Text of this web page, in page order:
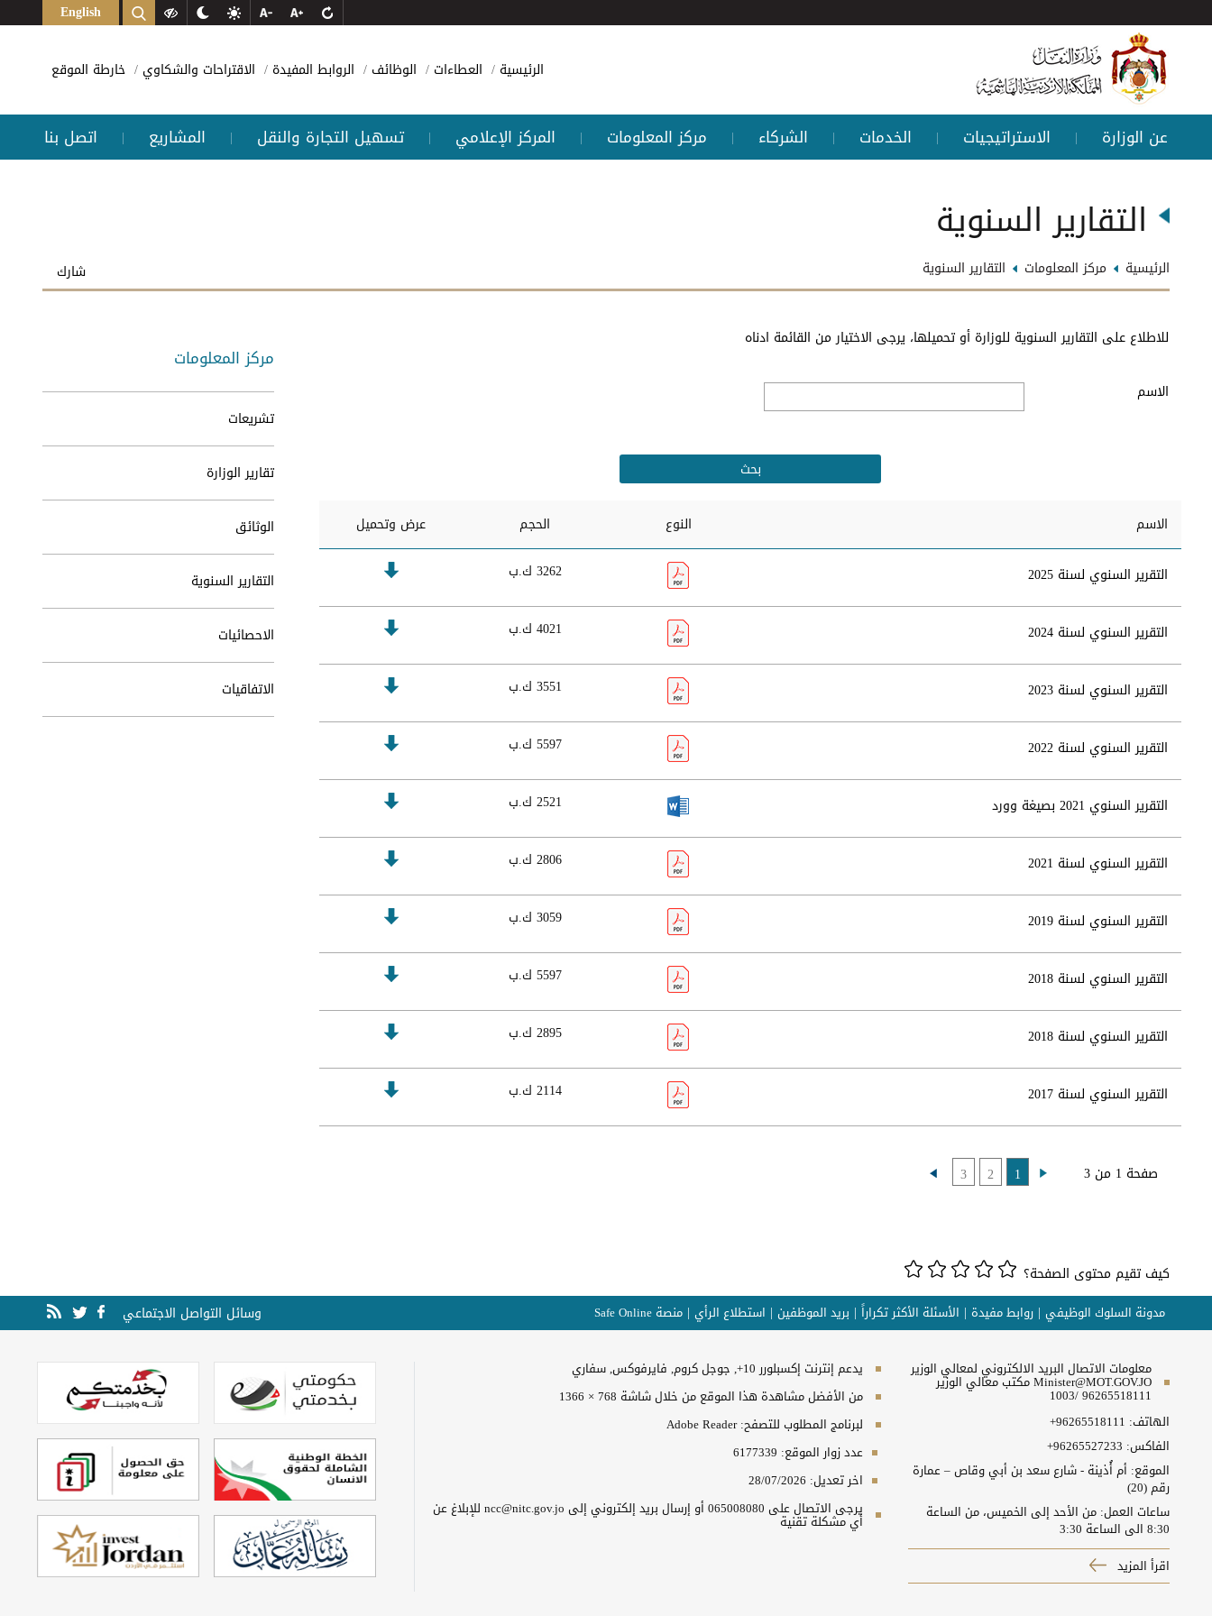
English
الرئيسية العطاءات الوظائف الروابط المفيدة الاقتراحات والشكاوي خارطة الموقع
عن الوزارة | الاستراتيجيات | الخدمات | الشركاء | مركز المعلومات | المركز الإعلامي | تسهيل التجارة والنقل | المشاريع | اتصل بنا
التقارير السنوية
الرئيسية مركز المعلومات التقارير السنوية شارك
للاطلاع على التقارير السنوية للوزارة أو تحميلها، يرجى الاختيار من القائمة ادناه
الاسم
الاسم النوع الحجم عرض وتحميل
التقرير السنوي لسنة 2025 3262 ك.ب
التقرير السنوي لسنة 2024 4021 ك.ب
التقرير السنوي لسنة 2023 3551 ك.ب
التقرير السنوي لسنة 2022 5597 ك.ب
التقرير السنوي 2021 بصيغة وورد 2521 ك.ب
التقرير السنوي لسنة 2021 2806 ك.ب
التقرير السنوي لسنة 2019 3059 ك.ب
التقرير السنوي لسنة 2018 5597 ك.ب
التقرير السنوي لسنة 2018 2895 ك.ب
التقرير السنوي لسنة 2017 2114 ك.ب
صفحة 1 من 3 1
2
3
مركز المعلومات
تشريعات
تقارير الوزارة
الوثائق
التقارير السنوية
الاحصائيات
الاتفاقيات
كيف تقيم محتوى الصفحة؟
مدونة السلوك الوظيفي روابط مفيدة الأسئلة الأكثر تكراراً بريد الموظفين استطلاع الرأي منصة Safe Online وسائل التواصل الاجتماعي
معلومات الاتصال البريد الالكتروني لمعالي الوزير
Minister@MOT.GOV.JO مكتب معالي الوزير
96265518111 /1003
الهاتف: +96265518111
الفاكس: +96265527233
الموقع: أم أُذينة - شارع سعد بن أبي وقاص – عمارة
رقم (20)
ساعات العمل: من الأحد إلى الخميس، من الساعة
8:30 الى الساعة 3:30
اقرأ المزيد
يدعم إنترنت إكسبلورر 10+, جوجل كروم, فايرفوكس, سفاري
من الأفضل مشاهدة هذا الموقع من خلال شاشة 768 × 1366
لبرنامج المطلوب للتصفح: Adobe Reader
عدد زوار الموقع: 6177339
اخر تعديل: 28/07/2026
يرجى الاتصال على 065008080 أو إرسال بريد إلكتروني إلى ncc@nitc.gov.jo للإبلاغ عن
أي مشكلة تقنية